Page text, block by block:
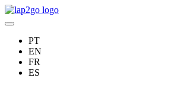
PT
EN
FR
ES